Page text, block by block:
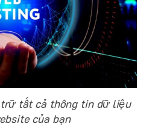
tất cả thông tin dữ liệu
của bạn